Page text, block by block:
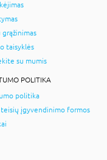
grąžinimas
taisyklės
su mumis
POLITIKA
politika
teisių įgyvendinimo formos